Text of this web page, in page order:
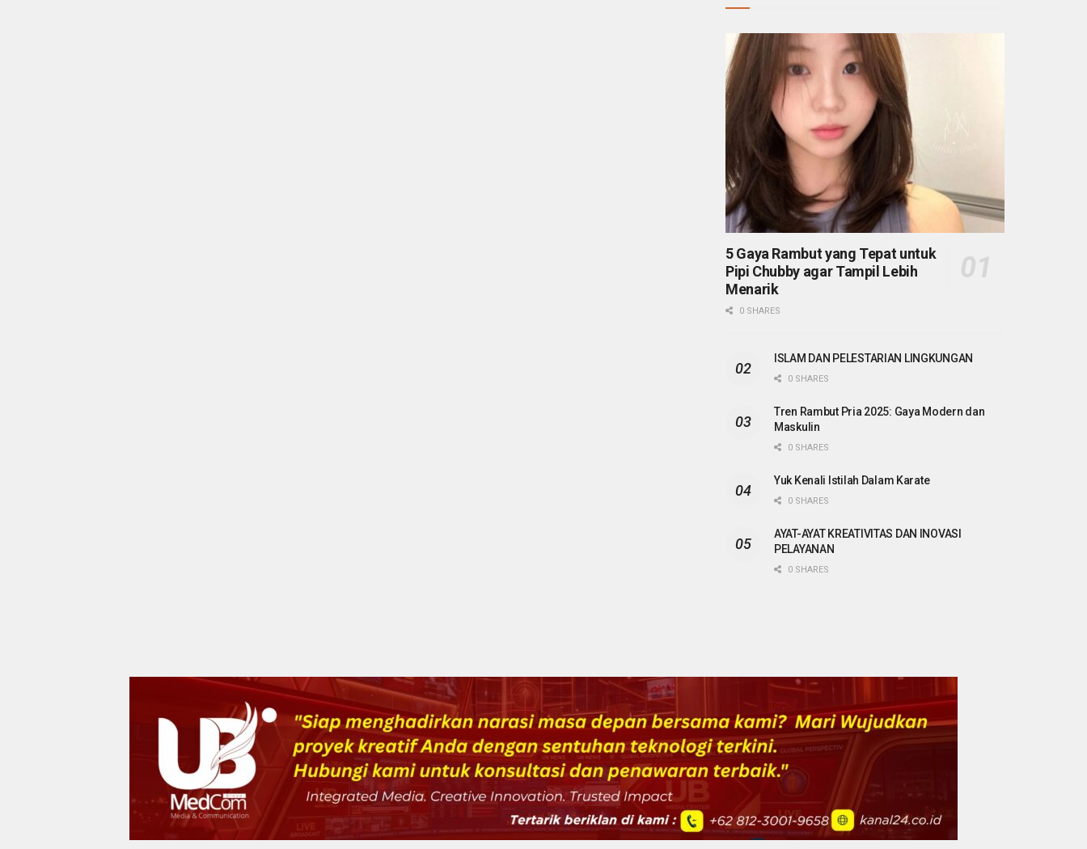
5 Gaya Rambut yang Tepat untuk
Pipi Chubby agar Tampil Lebih
Menarik
0 SHARES
ISLAM DAN PELESTARIAN LINGKUNGAN
0 SHARES
Tren Rambut Pria 2025: Gaya Modern dan
Maskulin
0 SHARES
Yuk Kenali Istilah Dalam Karate
0 SHARES
AYAT-AYAT KREATIVITAS DAN INOVASI
PELAYANAN
0 SHARES